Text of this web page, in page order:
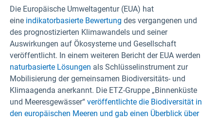
Die Europäische Umweltagentur (EUA) hat
eine indikatorbasierte Bewertung des vergangenen und
des prognostizierten Klimawandels und seiner
Auswirkungen auf Ökosysteme und Gesellschaft
veröffentlicht. In einem weiteren Bericht der EUA werden
naturbasierte Lösungen als Schlüsselinstrument zur
Mobilisierung der gemeinsamen Biodiversitäts- und
Klimaagenda anerkannt. Die ETZ-Gruppe „Binnenküste
und Meeresgewässer“ veröffentlichte die Biodiversität in
den europäischen Meeren und gab einen Überblick über